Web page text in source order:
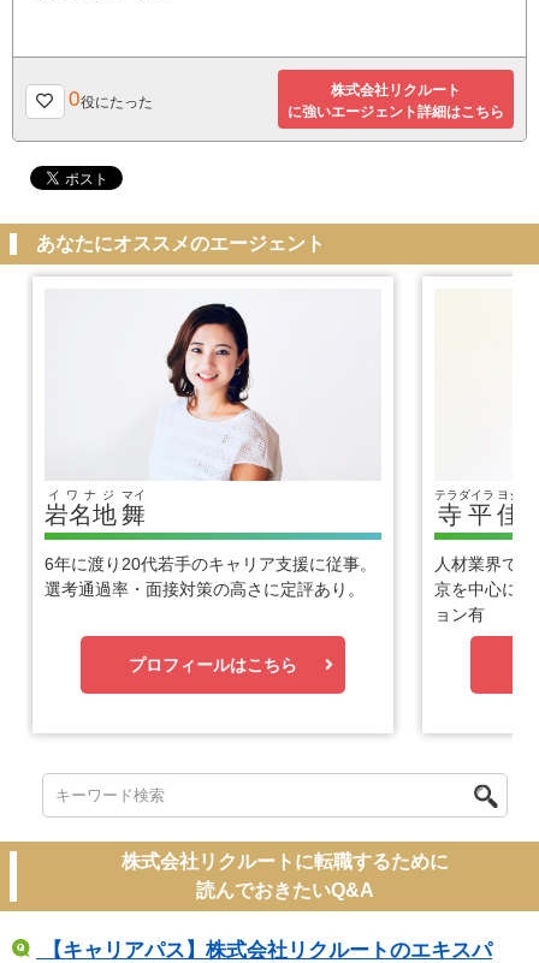
0役にたった
株式会社リクルート
に強いエージェント詳細はこちら
あなたにオススメのエージェント
岩名地
イワナジ
舞
マイ
6年に渡り20代若手のキャリア支援に従事。
選考通過率・面接対策の高さに定評あり。
プロフィールはこちら
寺平
テラダイラ
佳
ヨシヒ
人材業界で
京を中心に
ョン有
株式会社リクルートに転職するために
読んでおきたいQ&A
【キャリアパス】株式会社リクルートのエキスパ